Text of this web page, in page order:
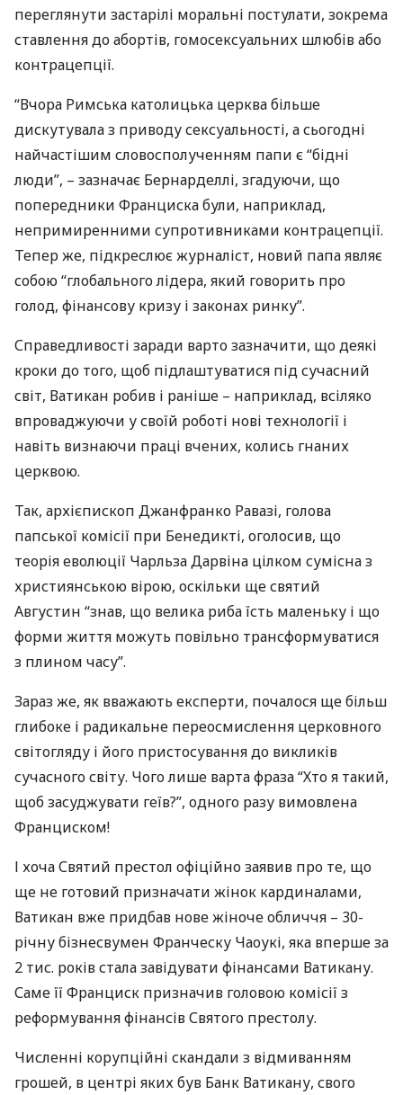
переглянути застарілі моральні постулати, зокрема
ставлення до абортів, гомосексуальних шлюбів або
контрацепції.
“Вчора Римська католицька церква більше
дискутувала з приводу сексуальності, а сьогодні
найчастішим словосполученням папи є “бідні
люди”, – зазначає Бернарделлі, згадуючи, що
попередники Франциска були, наприклад,
непримиренними супротивниками контрацепції.
Тепер же, підкреслює журналіст, новий папа являє
собою “глобального лідера, який говорить про
голод, фінансову кризу і законах ринку”.
Справедливості заради варто зазначити, що деякі
кроки до того, щоб підлаштуватися під сучасний
світ, Ватикан робив і раніше – наприклад, всіляко
впроваджуючи у своїй роботі нові технології і
навіть визнаючи праці вчених, колись гнаних
церквою.
Так, архієпископ Джанфранко Равазі, голова
папської комісії при Бенедикті, оголосив, що
теорія еволюції Чарльза Дарвіна цілком сумісна з
християнською вірою, оскільки ще святий
Августин “знав, що велика риба їсть маленьку і що
форми життя можуть повільно трансформуватися
з плином часу”.
Зараз же, як вважають експерти, почалося ще більш
глибоке і радикальне переосмислення церковного
світогляду і його пристосування до викликів
сучасного світу. Чого лише варта фраза “Хто я такий,
щоб засуджувати геїв?”, одного разу вимовлена ​​
Франциском!
І хоча Святий престол офіційно заявив про те, що
ще не готовий призначати жінок кардиналами,
Ватикан вже придбав нове жіноче обличчя – 30-
річну бізнесвумен Франческу Чаоукі, яка вперше за
2 тис. років стала завідувати фінансами Ватикану.
Саме її Франциск призначив головою комісії з
реформування фінансів Святого престолу.
Численні корупційні скандали з відмиванням
грошей, в центрі яких був Банк Ватикану, свого